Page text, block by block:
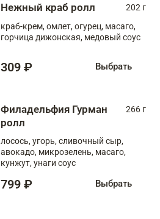
Нежный краб ролл
202 г
краб-крем, омлет, огурец, масаго,
горчица дижонская, медовый соус
309 ₽ Выбрать
Филадельфия Гурман
ролл
266 г
лосось, угорь, сливочный сыр,
авокадо, микрозелень, масаго,
кунжут, унаги соус
799 ₽ Выбрать